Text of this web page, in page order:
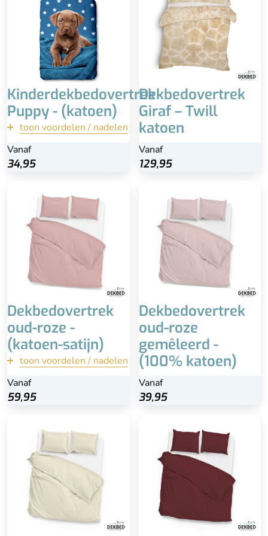
Kinderdekbedovertrek
Puppy - (katoen)
toon voordelen / nadelen
Vanaf
34,95
katoen
Bekijk
Dekbedovertrek
Giraf – Twill
katoen
Vanaf
129,95
Dekbedovertrek
oud-roze -
(katoen-satijn)
toon voordelen / nadelen
Vanaf
59,95
Inclusief kussenslopen
(60×70)
100% katoen-satijn
Wasbaar
Anti-allergisch
terug
Bekijk
Dekbedovertrek
oud-roze
gemêleerd -
(100% katoen)
Vanaf
39,95
Inclusief kussenslopen
100% katoen-satijn
Extra lange instopstrook
Wasbaar
Inclusief kussenslopen
100% katoen-satijn
Extra lange instopstrook
Wasbaar